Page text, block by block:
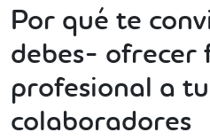
Por qué te
debes- ofrecer
profesional a
colaboradores